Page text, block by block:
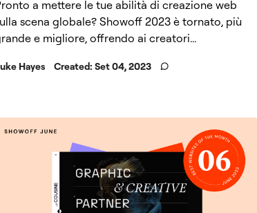
a mettere le tue abilità di creazione web
scena globale? Showoff 2023 è tornato, più
e migliore, offrendo ai creatori...
Hayes Created: Set 04, 2023